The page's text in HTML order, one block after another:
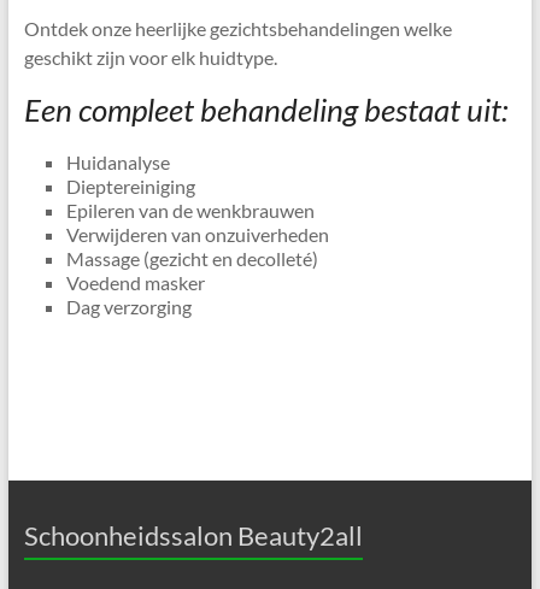
Ontdek onze heerlijke gezichtsbehandelingen welke
geschikt zijn voor elk huidtype.
Een compleet behandeling bestaat uit:
Huidanalyse
Dieptereiniging
Epileren van de wenkbrauwen
Verwijderen van onzuiverheden
Massage (gezicht en decolleté)
Voedend masker
Dag verzorging
Schoonheidssalon Beauty2all